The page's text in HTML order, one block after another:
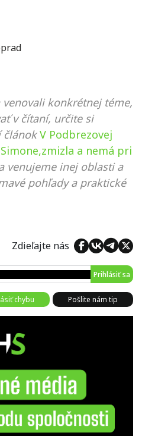
konkrétnej téme,
v čítaní, určite si
článok V Podbrezovej
a nemá pri
venujeme inej oblasti a
pohľady a praktické
Zdieľajte nás
Prihlásiť sa
chybu Pošlite nám tip